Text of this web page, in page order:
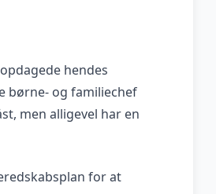
hendes
børne- og familiechef
men alligevel har en
for at